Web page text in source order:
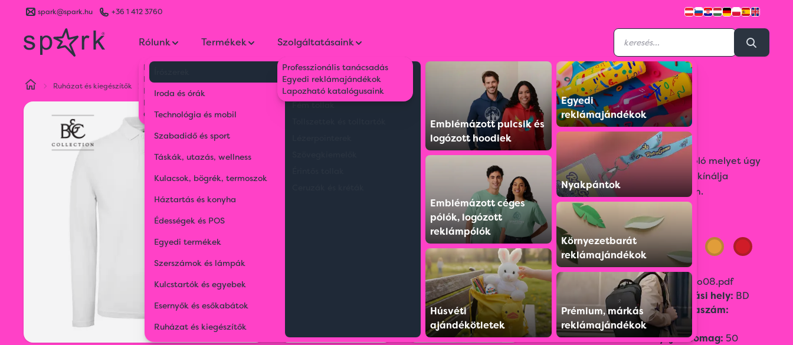
spark@spark.hu +36 1 412 3760
Rólunk
Kik vagyunk
Kapcsolat
Blog
Karrier
Gyakran Ismételt Kérdések
Termékek
Iroda és órák
Technológia és mobil
Szabadidő és sport
Táskák, utazás, wellness
Kulacsok, bögrék, termoszok
Háztartás és konyha
Édességek és POS
Egyedi termékek
Szerszámok és lámpák
Kulcstartók és egyebek
Esernyők és esőkabátok
Ruházat és kiegészítők
Környezetbarát tollak
Műanyag tollak
Fém tollak
Emblémázott pulcsik és
logózott hoodiek
Emblémázott céges
pólók, logózott
reklámpólók
Húsvéti
ajándékötletek
Egyedi
reklámajándékok
Nyakpántok
Környezetbarát
reklámajándékok
Prémium, márkás
reklámajándékok
Szolgáltatásaink
Professzionális tanácsadás
Egyedi reklámajándékok
Lapozható katalógusaink
Ruházat és kiegészítők
BO080106
B&C Id.001 Lsl
A 100% pamut piqué hosszú ujjú póló melyet úgy
terveztek, hogy a megfelelő stílust kínálja
megfelelő áron nagy mennyiségben.
Színválaszték:
Szín:
Méret:
XL, 2XL,
3XL,
4XL,XS,
Súly:180 g/m2
Adatlap:
o08.pdf
Származási hely: BD
Vámtarifaszám:
61051000
Gyűjtőcsomag: 50